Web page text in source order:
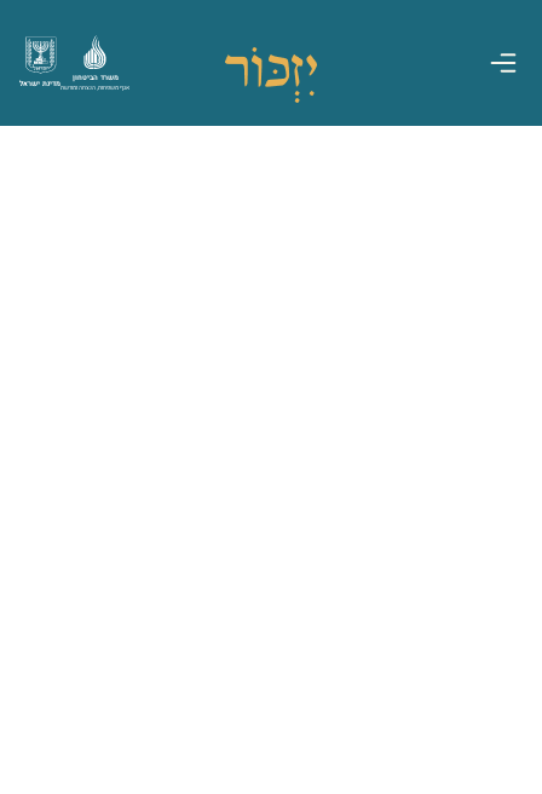
מדינת ישראל
משרד הביטחון
אגף משפחות, הנצחה ומורשת